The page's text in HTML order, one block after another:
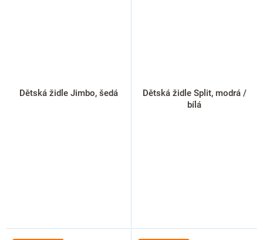
Dětská židle Jimbo, šedá
Dětská židle Split, modrá /
bílá